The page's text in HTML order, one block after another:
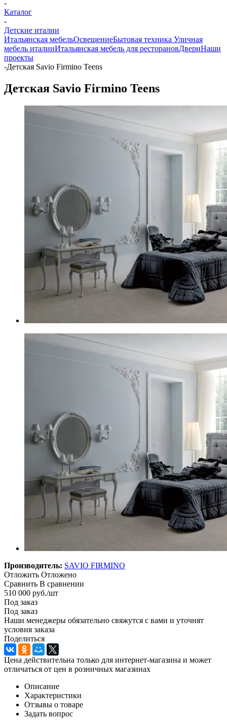
-
Каталог
-
Детские италии
Итальянская мебельОсвещениеБытовая техника Уличная
мебель италииИтальянская мебель для ресторановДвериНаши
проекты
-Детская Savio Firmino Teens
Детская Savio Firmino Teens
Производитель: SAVIO FIRMINO
Отложить Отложено
Сравнить В сравнении
510 000 руб./шт
Под заказ
Под заказ
Наши менеджеры обязательно свяжутся с вами и уточнят
условия заказа
Поделиться
Цена действительна только для интернет-магазина и может
отличаться от цен в розничных магазинах
Описание
Характеристики
Отзывы о товаре
Задать вопрос